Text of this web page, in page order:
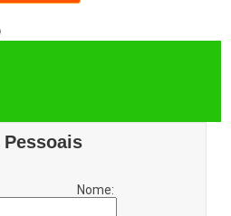
Nome: